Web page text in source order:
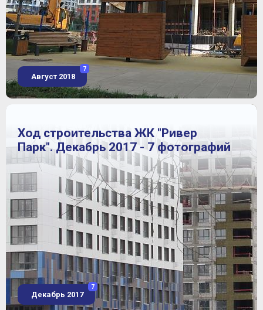
Август 2018
7
Ход строительства ЖК "Ривер
Парк". Декабрь 2017 - 7 фотографий
Декабрь 2017
7